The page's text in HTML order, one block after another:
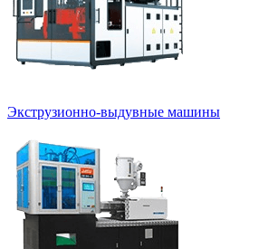
Экструзионно-выдувные машины